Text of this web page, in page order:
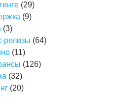
(29)
(9)
(3)
релизы (64)
(11)
(126)
(32)
(20)